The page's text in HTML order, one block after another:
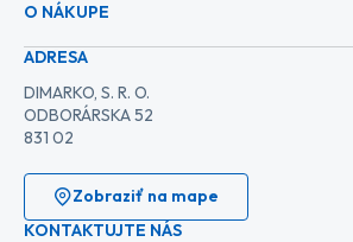
O NÁKUPE
ADRESA
DIMARKO, S. R. O.
ODBORÁRSKA 52
831 02
Zobraziť na mape
KONTAKTUJTE NÁS